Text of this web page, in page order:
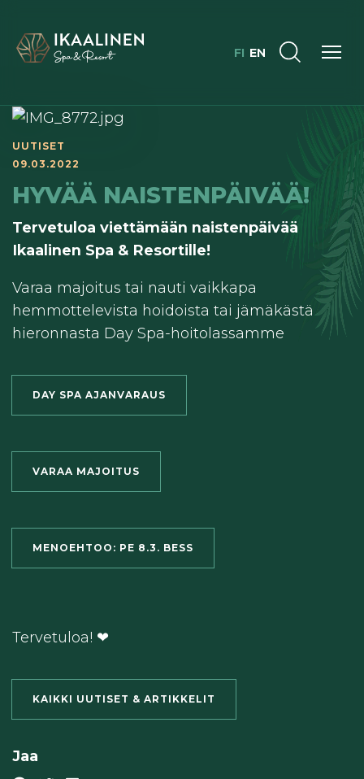
FI EN
UUTISET
09.03.2022
HYVÄÄ NAISTENPÄIVÄÄ!
Tervetuloa viettämään naistenpäivää
Ikaalinen Spa & Resortille!
Varaa majoitus tai nauti vaikkapa
hemmottelevista hoidoista tai jämäkästä
hieronnasta Day Spa-hoitolassamme
DAY SPA AJANVARAUS
VARAA MAJOITUS
MENOEHTOO: PE 8.3. BESS
Tervetuloa! ❤
KAIKKI UUTISET & ARTIKKELIT
Jaa